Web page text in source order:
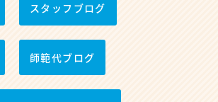
スタッフブログ
師範代ブログ